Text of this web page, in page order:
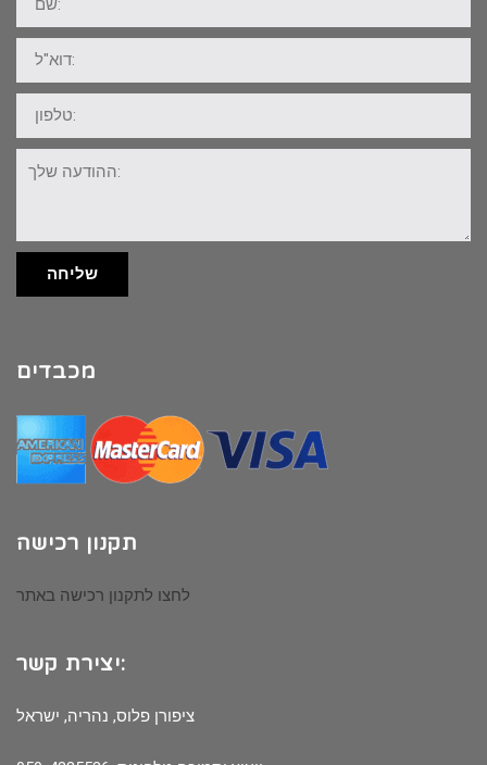
דוא"ל:
טלפון:
ההודעה
שלך:
שליחה
מכבדים
תקנון רכישה
לחצו לתקנון רכישה באתר
יצירת קשר:
ציפורן פלוס, נהריה, ישראל